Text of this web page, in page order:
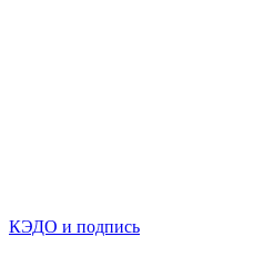
КЭДО и подпись